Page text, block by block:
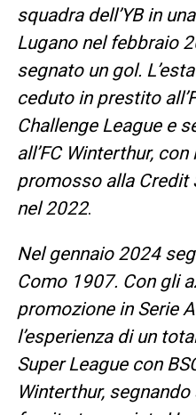
squadra dell’YB in
Lugano nel febbraio
segnato un gol.
ceduto in prestito
Challenge League e
all’FC Winterthur,
promosso alla Credit
nel 2022.
Nel gennaio 2024
Como 1907. Con gli
promozione in Serie
l’esperienza di un
Super League con
Winterthur,